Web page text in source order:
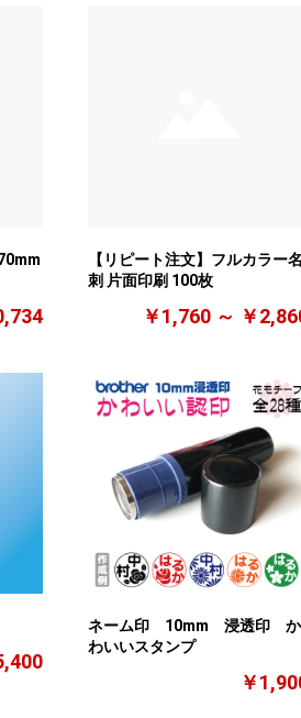
【リピート注文】フルカラー名
刺 片面印刷 100枚
￥1,760 ～ ￥
ネーム印 10mm 浸透印 か
わいいスタンプ
￥